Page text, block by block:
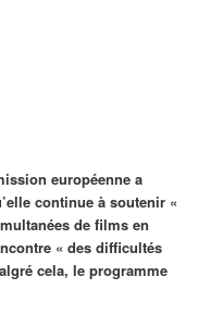
européenne a
continue à soutenir «
de films en
« des difficultés
cela, le programme